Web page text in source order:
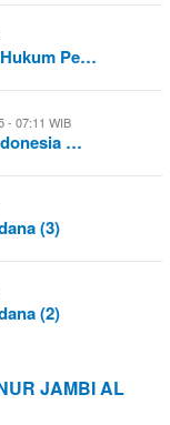
Pe…
- 07:11 WIB
…
(3)
(2)
JAMBI AL